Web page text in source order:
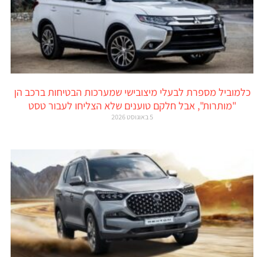
כלמוביל מספרת לבעלי מיצובישי שמערכות הבטיחות ברכב הן
"מותרות", אבל חלקם טוענים שלא הצליחו לעבור טסט
5 באוגוסט 2026